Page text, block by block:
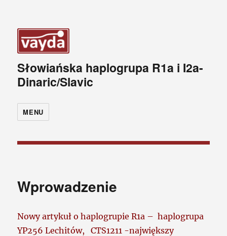
Słowiańska haplogrupa R1a i I2a-
Dinaric/Slavic
MENU
Wprowadzenie
Nowy artykuł o haplogrupie R1a – haplogrupa
YP256 Lechitów, CTS1211 -największy